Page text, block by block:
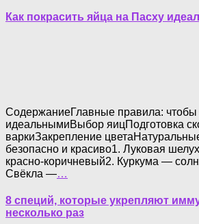
Как покрасить яйца на Пасху
СодержаниеГлавные правила: чтобы
идеальнымиВыбор яицПодготовка
варкиЗакрепление
безопасно и красиво1. Луковая
красно-коричневый2. Куркума —
Свёкла —…
8 специй, которые укрепляют
несколько раз